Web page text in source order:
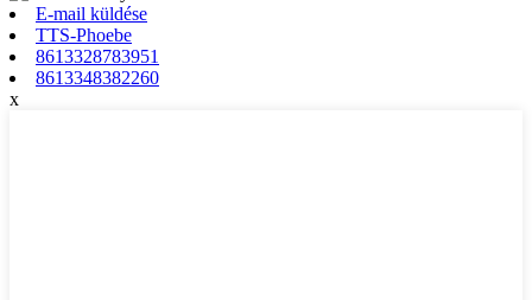
E-mail küldése
TTS-Phoebe
8613328783951
8613348382260
x